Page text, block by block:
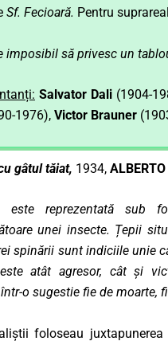
Sf. Fecioară. Pentru
imposibil să privesc un
Salvator Dali (1904-
1976), Victor Brauner
gâtul tăiat, 1934,
este reprezentată sub
unei insecte. Țepii
spinării sunt indiciile unie
atât agresor, cât și
o sugestie fie de moarte,
foloseau